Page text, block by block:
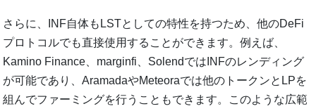
さらに、INF自体もLSTとしての特性を持つため、他のDeFi
プロトコルでも直接使用することができます。例えば、
Kamino Finance、marginfi、SolendではINFのレンディング
が可能であり、AramadaやMeteoraでは他のトークンとLPを
組んでファーミングを行うこともできます。このような広範